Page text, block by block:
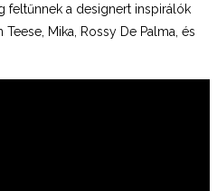
feltűnnek a designert inspirálók
Mika, Rossy De Palma, és